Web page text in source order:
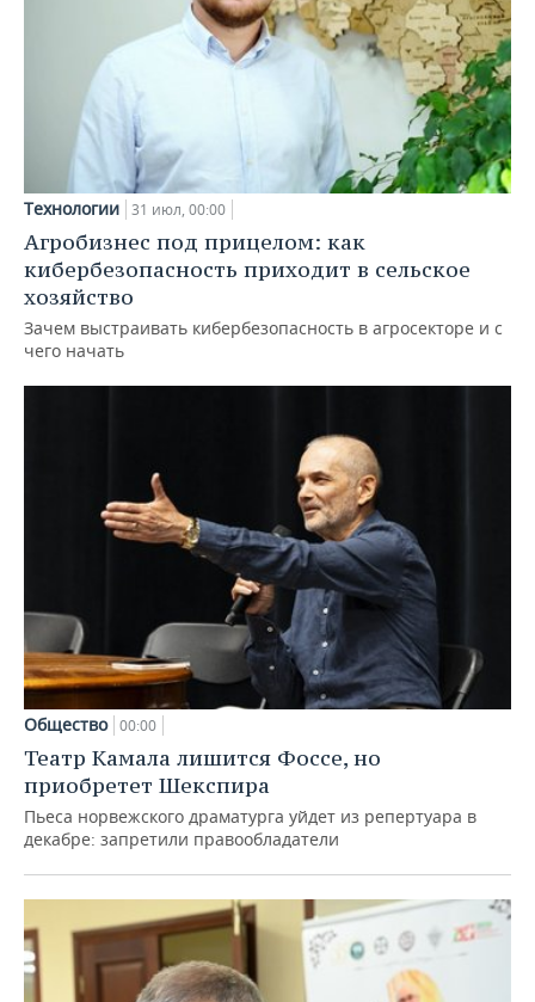
Технологии 31 июл, 00:00
Агробизнес под прицелом: как
кибербезопасность приходит в сельское
хозяйство
Зачем выстраивать кибербезопасность в агросекторе и с
чего начать
Общество 00:00
Театр Камала лишится Фоссе, но
приобретет Шекспира
Пьеса норвежского драматурга уйдет из репертуара в
декабре: запретили правообладатели